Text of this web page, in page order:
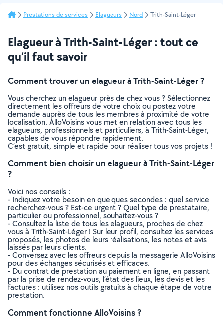
Prestations de services Elagueurs Nord Trith-Saint-Léger
Elagueur à Trith-Saint-Léger : tout ce
qu’il faut savoir
Comment trouver un elagueur à Trith-Saint-Léger ?
Vous cherchez un elagueur près de chez vous ? Sélectionnez
directement les offreurs de votre choix ou postez votre
demande auprès de tous les membres à proximité de votre
localisation. AlloVoisins vous met en relation avec tous les
elagueurs, professionnels et particuliers, à Trith-Saint-Léger,
capables de vous répondre rapidement.
C’est gratuit, simple et rapide pour réaliser tous vos projets !
Comment bien choisir un elagueur à Trith-Saint-Léger
?
Voici nos conseils :
- Indiquez votre besoin en quelques secondes : quel service
recherchez-vous ? Est-ce urgent ? Quel type de prestataire,
particulier ou professionnel, souhaitez-vous ?
- Consultez la liste de tous les elagueurs, proches de chez
vous à Trith-Saint-Léger ! Sur leur profil, consultez les services
proposés, les photos de leurs réalisations, les notes et avis
laissés par leurs clients.
- Conversez avec les offreurs depuis la messagerie AlloVoisins
pour des échanges sécurisés et efficaces.
- Du contrat de prestation au paiement en ligne, en passant
par la prise de rendez-vous, l’état des lieux, les devis et les
factures : utilisez nos outils gratuits à chaque étape de votre
prestation.
Comment fonctionne AlloVoisins ?